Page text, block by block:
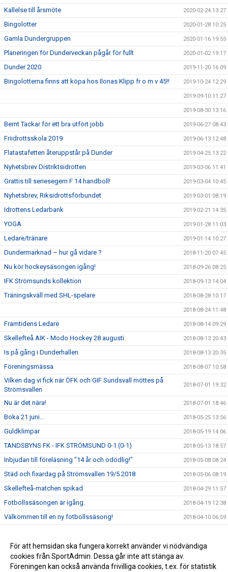
Kallelse till årsmöte 2020-02-24 13:27
Bingolotter 2020-01-28 10:25
Gamla Dundergruppen 2020-01-16 19:55
Planeringen för Dunderveckan pågår för fullt 2020-01-02 19:17
Dunder 2020 2019-11-20 16:09
Bingolotterna finns att köpa hos Ilonas Klipp fr o m v 45!! 2019-10-24 12:29
2019-09-10 11:27
2019-08-30 13:16
Bernt Tackar för ett bra utfört jobb 2019-06-27 08:43
Friidrottsskola 2019 2019-06-13 12:48
Flatastafetten återuppstår på Dunder 2019-04-25 13:22
Nyhetsbrev Distriktsidrotten 2019-03-06 11:41
Grattis till seriesegern F 14 handboll! 2019-03-04 10:45
Nyhetsbrev, Riksidrottsförbundet 2019-03-01 08:19
Idrottens Ledarbank 2019-02-21 14:35
YOGA 2019-01-28 11:03
Ledare/tränare 2019-01-14 10:27
Dundermarknad – hur gå vidare ? 2018-11-20 07:45
Nu kör hockeysäsongen igång! 2018-09-26 08:25
IFK Strömsunds kollektion 2018-09-13 14:04
Träningskväll med SHL-spelare 2018-08-28 10:17
2018-08-24 11:48
Framtidens Ledare 2018-08-14 09:29
Skellefteå AIK - Modo Hockey 28 augusti 2018-08-13 20:43
Is på gång i Dunderhallen 2018-08-13 20:35
Föreningsmässa 2018-08-07 10:58
Vilken dag vi fick när ÖFK och GIF Sundsvall möttes på
Strömsvallen
2018-07-01 19:32
Nu är det nära! 2018-07-01 18:46
Boka 21 juni... 2018-05-25 13:56
Guldklimpar 2018-05-19 14:06
TANDSBYNS FK - IFK STRÖMSUND 0-1 (0-1) 2018-05-13 18:57
Inbjudan till föreläsning "14 år och odödlig!" 2018-05-08 08:24
Städ och fixardag på Strömsvallen 19/5 2018 2018-05-06 08:19
Skellefteå-matchen spikad 2018-04-29 11:57
Fotbollssäsongen är igång. 2018-04-19 12:38
Välkommen till en ny fotbollssäsong! 2018-04-10 06:59
Premiärmatcher i nya hallen 2017-12-11 09:42
Veteran & Spontanhockey 2017-09-25 09:44
För att hemsidan ska fungera korrekt använder vi nödvändiga
cookies från SportAdmin. Dessa går inte att stänga av.
Föreningen kan också använda frivilliga cookies, t.ex. för statistik